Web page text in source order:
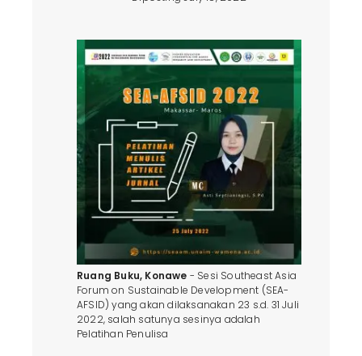
Ruang Buku, Konawe - Sesi Southeast Asia
Forum on Sustainable Development (SEA-
AFSID) yang akan dilaksanakan 23 s.d. 31 Juli
2022, salah satunya sesinya adalah
Pelatihan Penulisa